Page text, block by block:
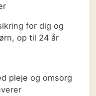
for dig og
op til 24 år
pleje og omsorg